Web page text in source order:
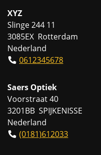
XYZ
Slinge 244 11
3085EX Rotterdam
Nederland
0612345678
Saers Optiek
Voorstraat 40
3201BB SPIJKENISSE
Nederland
(0181)612033